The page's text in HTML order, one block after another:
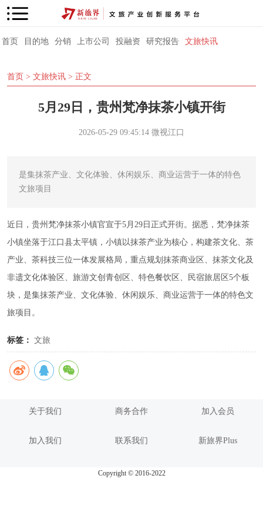
首页 目的地 分销 上市公司 投融资 研究报告 文旅快讯
首页 > 文旅快讯 > 正文
5月29日，贵州梵净抹茶小镇开街
2026-05-29 09:45:14 微视江口
是集抹茶产业、文化体验、休闲娱乐、商业运营于一体的特色
文旅项目
近日，贵州梵净抹茶小镇官宣于5月29日正式开街。据悉，梵净抹茶
小镇坐落于江口县太平镇，小镇以抹茶产业为核心，构建茶文化、茶
产业、茶科技三位一体发展格局，重点规划抹茶商业区、抹茶文化及
非遗文化体验区、旅游文创青创区、特色餐饮区、民宿旅居区5个板
块，是集抹茶产业、文化体验、休闲娱乐、商业运营于一体的特色文
旅项目。
标签： 文旅
关于我们
加入我们
商务合作
联系我们
加入会员
新旅界Plus
Copyright © 2016-2022